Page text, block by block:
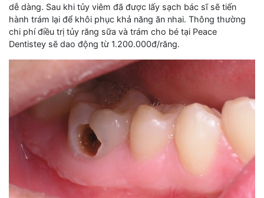
dễ dàng. Sau khi tủy viêm đã được lấy sạch bác sĩ sẽ tiến
hành trám lại để khôi phục khả năng ăn nhai. Thông thường
chi phí điều trị tủy răng sữa và trám cho bé tại Peace
Dentistey sẽ dao động từ 1.200.000đ/răng.